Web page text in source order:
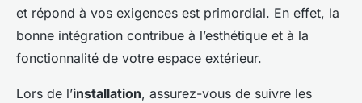
et répond à vos exigences est primordial. En effet, la
bonne intégration contribue à l’esthétique et à la
fonctionnalité de votre espace extérieur.
Lors de l’installation, assurez-vous de suivre les